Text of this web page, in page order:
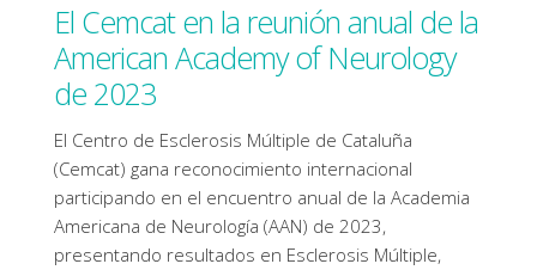
El Cemcat en la reunión anual de la
American Academy of Neurology
de 2023
El Centro de Esclerosis Múltiple de Cataluña
(Cemcat) gana reconocimiento internacional
participando en el encuentro anual de la Academia
Americana de Neurología (AAN) de 2023,
presentando resultados en Esclerosis Múltiple,